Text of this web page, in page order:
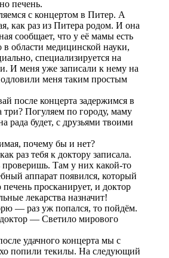
печень.
с концертом в Питер. А
как раз из Питера родом. И она
сообщает, что у её мамы есть
в области медицинской науки,
специализируется на
И меня уже записали к нему на
меня таким простым
после концерта задержимся в
три? Погуляем по городу, маму
рада будет, с друзьями твоими
почему бы и нет?
раз тебя к доктору записала.
Там у них какой-то
аппарат появился, который
просканирует, и доктор
лекарства назначит!
— раз уж попался, то пойдём.
— Светило мирового
удачного концерта мы с
попили текилы. На следующий